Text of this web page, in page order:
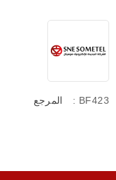
المرجع : BF423